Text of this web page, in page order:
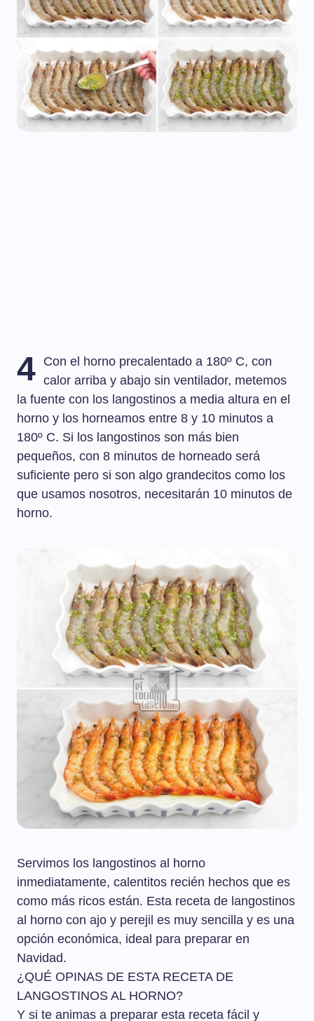
4 Con el horno precalentado a 180º C, con
calor arriba y abajo sin ventilador, metemos
la fuente con los langostinos a media altura en el
horno y los horneamos entre 8 y 10 minutos a
180º C. Si los langostinos son más bien
pequeños, con 8 minutos de horneado será
suficiente pero si son algo grandecitos como los
que usamos nosotros, necesitarán 10 minutos de
horno.
Servimos los langostinos al horno
inmediatamente, calentitos recién hechos que es
como más ricos están. Esta receta de langostinos
al horno con ajo y perejil es muy sencilla y es una
opción económica, ideal para preparar en
Navidad.
¿QUÉ OPINAS DE ESTA RECETA DE
LANGOSTINOS AL HORNO?
Y si te animas a preparar esta receta fácil y